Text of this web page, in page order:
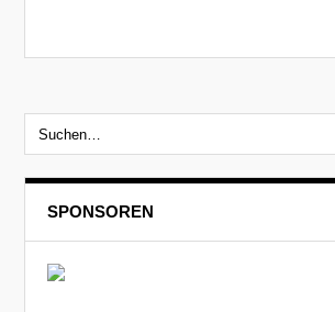
SPONSOREN